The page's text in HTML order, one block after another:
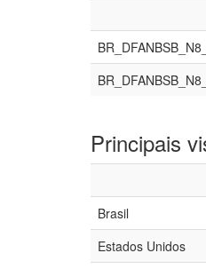
Principais
Brasil
Estados Unidos